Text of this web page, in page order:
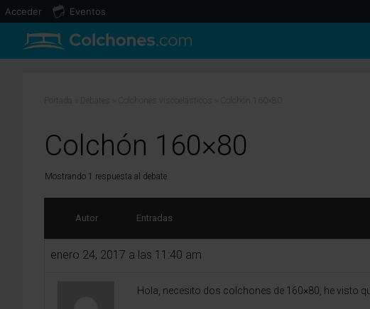
Colchón 160×80
Mostrando 1 respuesta al debate
Autor Entradas
enero 24, 2017 a las 11:40 am
Hola, necesito dos colchones de 160×80, he visto
Acceder Eventos